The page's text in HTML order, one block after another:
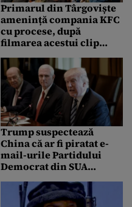
Primarul din Târgoviște
amenință compania KFC
cu procese, după
filmarea acestui clip
Chindiei. VIDEO
Trump suspectează
China că ar fi piratat e-
mail-urile Partidului
Democrat din SUA